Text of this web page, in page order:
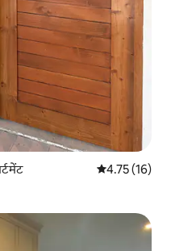
औसत रेटिंग 5 में
4.75 (16)